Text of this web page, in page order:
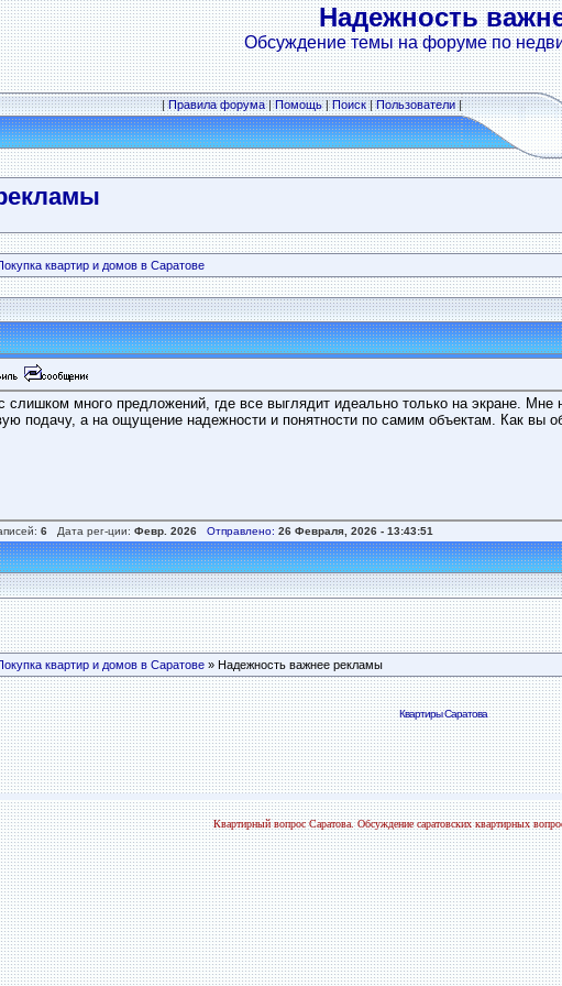
Надежность
Обсуждение темы на форуме по
|Правила форума|Помощь|Поиск|Пользователи|
квартир и домов в Саратове
слишком много предложений, где все выглядит идеально только на экране. Мне
подачу, а на ощущение надежности и понятности по самим объектам. Как вы
6 Дата рег-ции: Февр. 2026 Отправлено: 26 Февраля, 2026 - 13:43:51
квартир и домов в Саратове » Надежность важнее рекламы
Квартиры Саратова
Квартирный вопрос Саратова. Обсуждение саратовских квартирных